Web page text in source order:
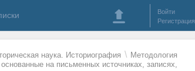
Войти
Регистрация
наука. Историография \ Методология
на письменных источниках, записях,